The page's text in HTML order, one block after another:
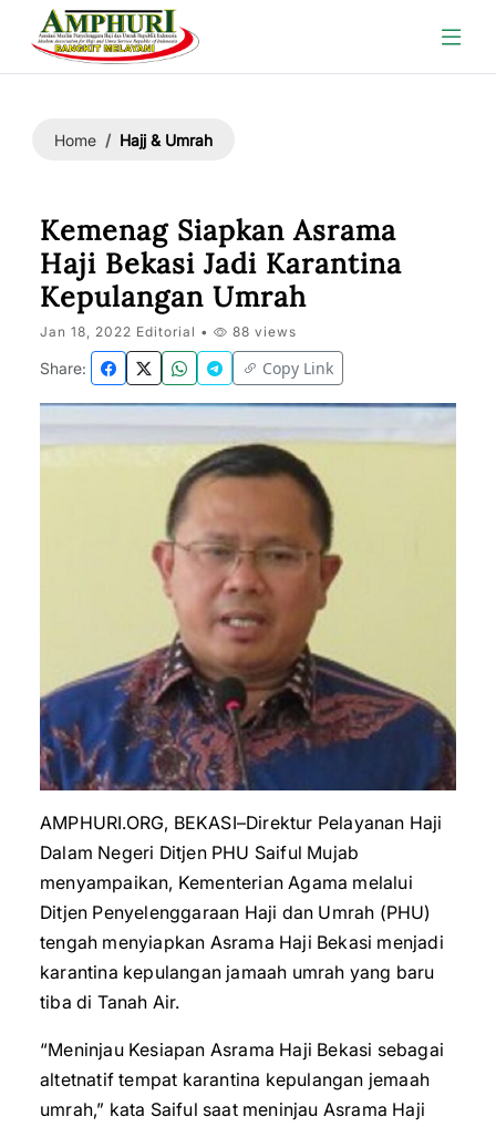
Home Hajj & Umrah
Kemenag Siapkan Asrama
Haji Bekasi Jadi Karantina
Kepulangan Umrah
Jan 18, 2022 Editorial • 88 views
Share: Copy Link
AMPHURI.ORG, BEKASI–Direktur Pelayanan Haji
Dalam Negeri Ditjen PHU Saiful Mujab
menyampaikan, Kementerian Agama melalui
Ditjen Penyelenggaraan Haji dan Umrah (PHU)
tengah menyiapkan Asrama Haji Bekasi menjadi
karantina kepulangan jamaah umrah yang baru
tiba di Tanah Air.
“Meninjau Kesiapan Asrama Haji Bekasi sebagai
altetnatif tempat karantina kepulangan jemaah
umrah,” kata Saiful saat meninjau Asrama Haji